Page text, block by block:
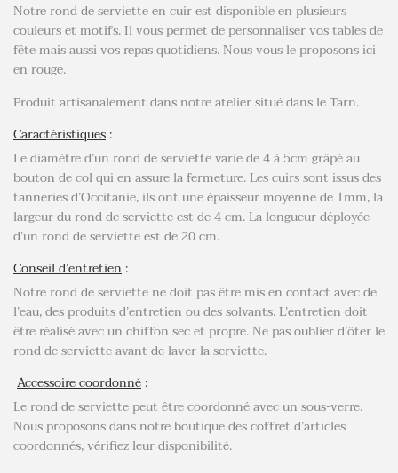
Notre rond de serviette en cuir est disponible en plusieurs
couleurs et motifs. Il vous permet de personnaliser vos tables de
fête mais aussi vos repas quotidiens. Nous vous le proposons ici
en rouge.
Produit artisanalement dans notre atelier situé dans le Tarn.
Caractéristiques :
Le diamètre d’un rond de serviette varie de 4 à 5cm grâpé au
bouton de col qui en assure la fermeture. Les cuirs sont issus des
tanneries d’Occitanie, ils ont une épaisseur moyenne de 1mm, la
largeur du rond de serviette est de 4 cm. La longueur déployée
d’un rond de serviette est de 20 cm.
Conseil d’entretien :
Notre rond de serviette ne doit pas être mis en contact avec de
l’eau, des produits d’entretien ou des solvants. L’entretien doit
être réalisé avec un chiffon sec et propre. Ne pas oublier d’ôter le
rond de serviette avant de laver la serviette.
Accessoire coordonné :
Le rond de serviette peut être coordonné avec un sous-verre.
Nous proposons dans notre boutique des coffret d’articles
coordonnés, vérifiez leur disponibilité.